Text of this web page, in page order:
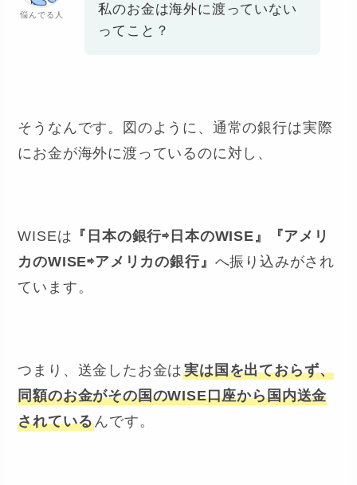
悩んでる人
私のお金は海外に渡っていない
ってこと？
そうなんです。図のように、通常の銀行は実際
にお金が海外に渡っているのに対し、
WISEは 『日本の銀行⇨日本のWISE』『アメリ
カのWISE⇨アメリカの銀行』 へ振り込みがされ
ています。
つまり、送金したお金は実は国を出ておらず、
同額のお金がその国のWISE口座から国内送金
されているんです。